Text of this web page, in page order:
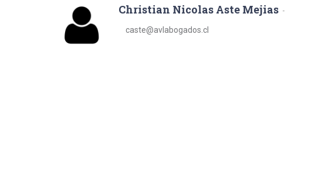
Christian Nicolas Aste Mejias
caste@avlabogados.cl